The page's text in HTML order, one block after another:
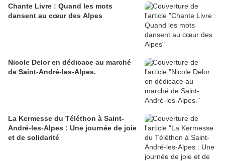
Chante Livre : Quand les mots
dansent au cœur des Alpes
Nicole Delor en dédicace au marché
de Saint-André-les-Alpes.
La Kermesse du Téléthon à Saint-
André-les-Alpes : Une journée de joie
et de solidarité